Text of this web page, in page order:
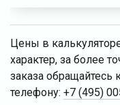
Цены в
характер, за более
заказа
телефону: +7 (495)